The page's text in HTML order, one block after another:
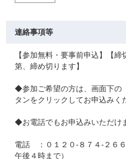
連絡事項等
【参加無料・要事前申込】【
第、締め切ります】
◆参加ご希望の方は、画面下の
タンをクリックしてお申込みく
◆お電話でもお申込みいただけ
電話 ：０１２０-８７４-２６
午後４時まで）